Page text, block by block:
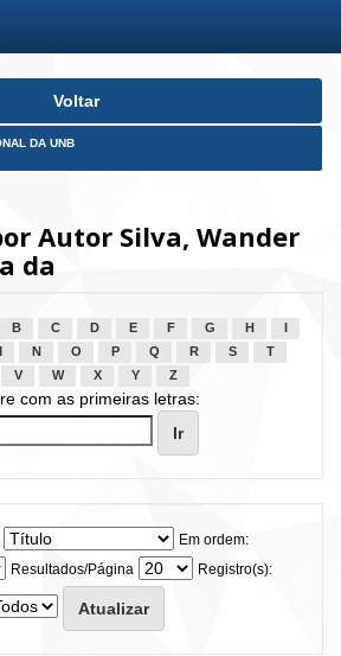
Voltar
DA UNB
Autor Silva, Wander
da
B C D E F G H
N O P Q R S
T
V W X Y Z
com as primeiras letras:
Em ordem:
Resultados/Página
Registro(s):